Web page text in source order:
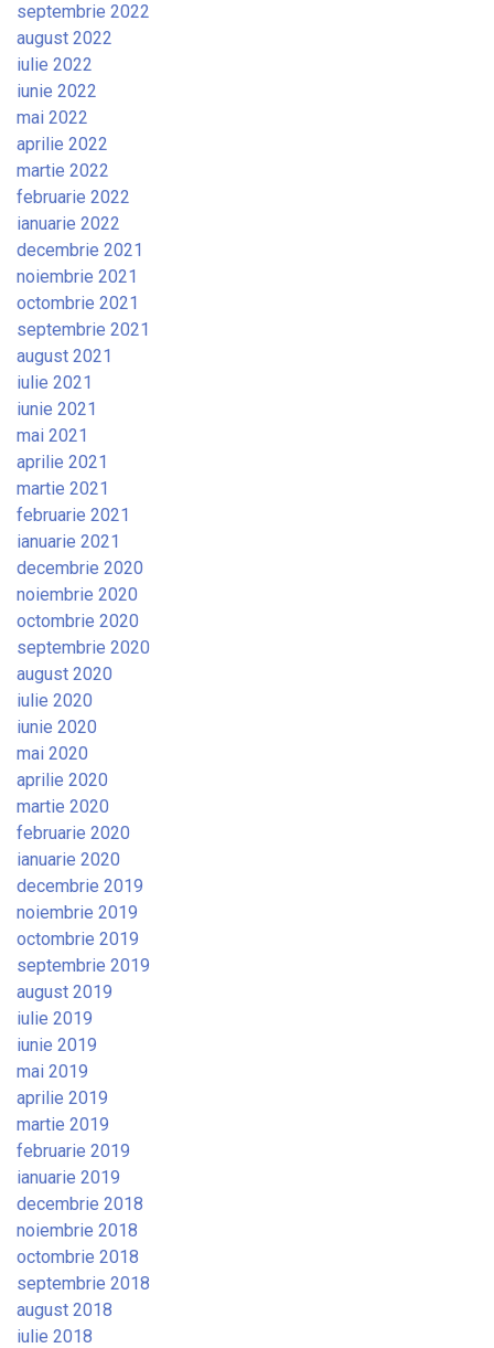
septembrie 2022
august 2022
iulie 2022
iunie 2022
mai 2022
aprilie 2022
martie 2022
februarie 2022
ianuarie 2022
decembrie 2021
noiembrie 2021
octombrie 2021
septembrie 2021
august 2021
iulie 2021
iunie 2021
mai 2021
aprilie 2021
martie 2021
februarie 2021
ianuarie 2021
decembrie 2020
noiembrie 2020
octombrie 2020
septembrie 2020
august 2020
iulie 2020
iunie 2020
mai 2020
aprilie 2020
martie 2020
februarie 2020
ianuarie 2020
decembrie 2019
noiembrie 2019
octombrie 2019
septembrie 2019
august 2019
iulie 2019
iunie 2019
mai 2019
aprilie 2019
martie 2019
februarie 2019
ianuarie 2019
decembrie 2018
noiembrie 2018
octombrie 2018
septembrie 2018
august 2018
iulie 2018